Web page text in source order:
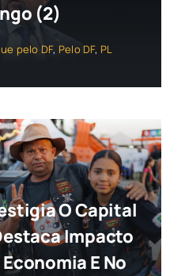
(2)
pelo DF, Pelo DF, PL
O Capital
Impacto
E No